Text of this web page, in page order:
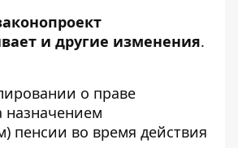
и другие изменения.
о праве
назначением
пенсии во время действия